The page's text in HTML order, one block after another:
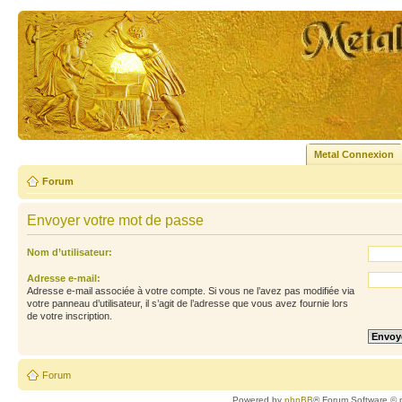
Metal Connexion
Forum
Envoyer votre mot de passe
Nom d’utilisateur:
Adresse e-mail:
Adresse e-mail associée à votre compte. Si vous ne l’avez pas modifiée via
votre panneau d’utilisateur, il s’agit de l’adresse que vous avez fournie lors
de votre inscription.
Forum
Powered byphpBB® Forum Software ©